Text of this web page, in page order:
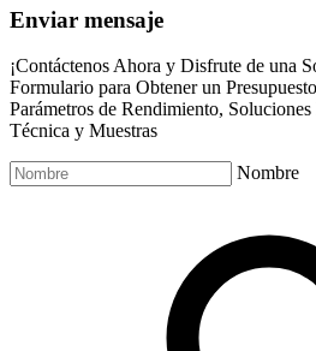
Enviar mensaje
¡Contáctenos Ahora y Disfrute de una
Formulario para Obtener un
Parámetros de Rendimiento,
Técnica y Muestras
Nombre